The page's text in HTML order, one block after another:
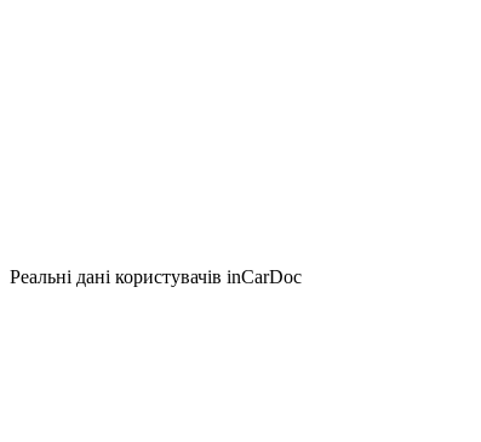
Реальні дані користувачів inCarDoc